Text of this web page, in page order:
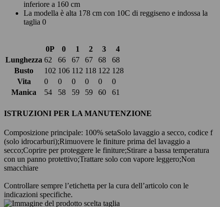
inferiore a 160 cm
La modella è alta 178 cm con 10C di reggiseno e indossa la
taglia 0
0P 0 1 2 3
4
Lunghezza 62 66 67 67 68
68
Busto
102 106 112 118 122 128
Vita
0 0 0 0 0
0
Manica
54 58 59 59 60 61
ISTRUZIONI PER LA MANUTENZIONE
Composizione principale: 100% setaSolo lavaggio a secco, codice f
(solo idrocarburi);Rimuovere le finiture prima del lavaggio a
secco;Coprire per proteggere le finiture;Stirare a bassa temperatura
con un panno protettivo;Trattare solo con vapore leggero;Non
smacchiare
Controllare sempre l’etichetta per la cura dell’articolo con le
indicazioni specifiche.